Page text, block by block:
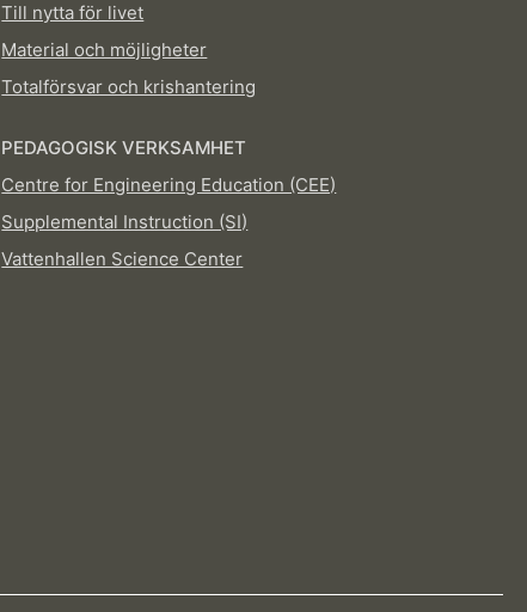
Till nytta för livet
Material och möjligheter
Totalförsvar och krishantering
PEDAGOGISK VERKSAMHET
Centre for Engineering Education (CEE)
Supplemental Instruction (SI)
Vattenhallen Science Center